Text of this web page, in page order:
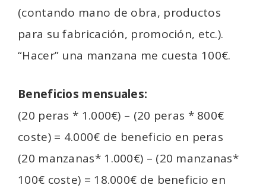
(contando mano de obra, productos
para su fabricación, promoción, etc.).
“Hacer” una manzana me cuesta 100€.
Beneficios mensuales:
(20 peras * 1.000€) – (20 peras * 800€
coste) = 4.000€ de beneficio en peras
(20 manzanas* 1.000€) – (20 manzanas*
100€ coste) = 18.000€ de beneficio en